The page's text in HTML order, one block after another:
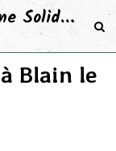
Association France-Palestine Solidarité 44
Blain le